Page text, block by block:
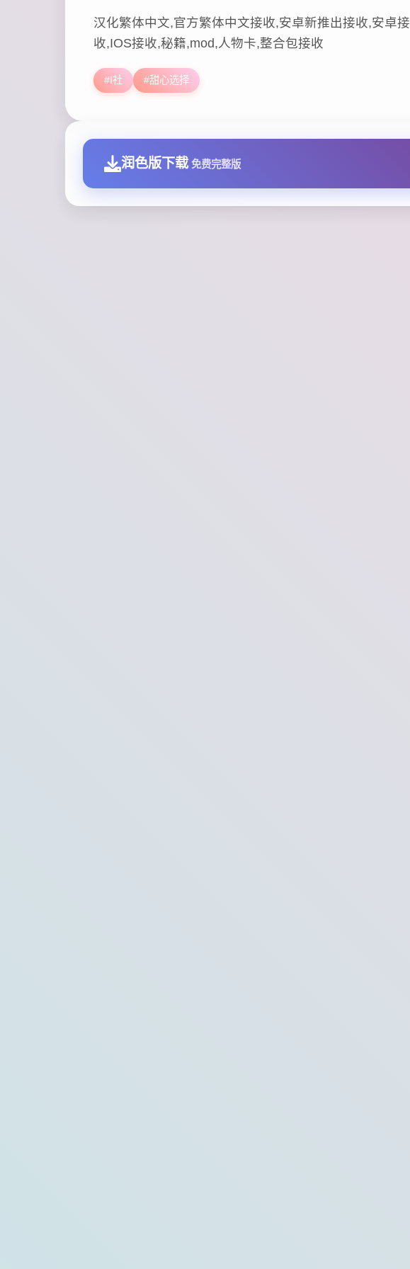
汉化繁体中文,官方繁体中文接收,安卓新推出接收,安卓接
收,IOS接收,秘籍,mod,人物卡,整合包接收
#I社 #甜心选择
润色版下载 免费完整版